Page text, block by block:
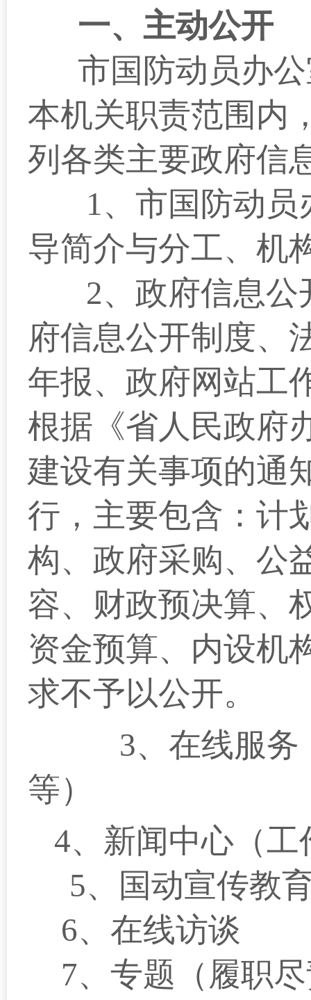
一、主动公开
市国防动员办
本机关职责范围内
列各类主要政府信
1、市国防动员
导简介与分工、机
2、政府信息
府信息公开制度、
年报、政府网站工
根据《省人民政府
建设有关事项的通
行，主要包含：计
构、政府采购、公
容、财政预决算、
资金预算、内设机
求不予以公开。
3、在线服
等）
4、新闻中心（
5、国动宣传教
6、在线访谈
7、专题 （履职